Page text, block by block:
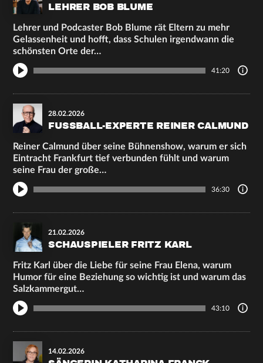
LEHRER BOB BLUME
Lehrer und Podcaster Bob Blume rät Eltern zu mehr
Gelassenheit und hofft, dass Schulen irgendwann die
schönsten Orte der…
41:20
28.02.2026
FUSSBALL-EXPERTE REINER CALMUND
Reiner Calmund über seine Bühnenshow, warum er sich
Eintracht Frankfurt tief verbunden fühlt und warum
seine Frau der große…
36:30
21.02.2026
SCHAUSPIELER FRITZ KARL
Fritz Karl über die Liebe für seine Frau Elena, warum
Humor für eine Beziehung so wichtig ist und warum das
Salzkammergut…
43:10
14.02.2026